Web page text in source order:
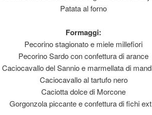
Patata al forno
Formaggi:
Pecorino stagionato e miele millefiori
Pecorino Sardo con confettura di arance
Caciocavallo del Sannio e marmellata di
Caciocavallo al tartufo nero
Caciotta dolce di Morcone
Gorgonzola piccante e confettura di fichi